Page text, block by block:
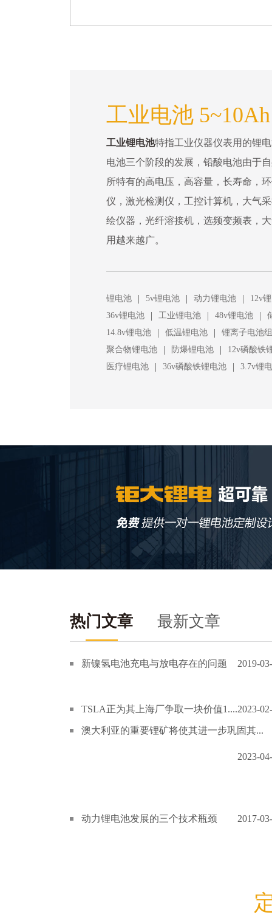
工业电池
工业锂电池特指工业仪器仪表用的锂
电池三个阶段的发展，铅酸电池由于
所特有的高电压，高容量，长寿命，
仪，激光检测仪，工控计算机，大气
绘仪器，光纤溶接机，选频变频表，
用越来越广。
锂电池 | 5v锂电池 | 动力锂电池 |
12v
36v锂电池
| 工业锂电池 | 48v锂电池 |
14.8v锂电池
| 低温锂电池 |
锂离子电池组
聚合物锂电池
| 防爆锂电池 |
12v磷酸铁
医疗锂电池
| 36v磷酸铁锂电池 | 3.7v锂
热门文章 最新文章
新镍氢电池充电与放电存在的问题 2019-
TSLA正为其上海厂争取一块价值1....2023-
澳大利亚的重要锂矿将使其进一步巩固其...
2023-
动力锂电池发展的三个技术瓶颈 2017-